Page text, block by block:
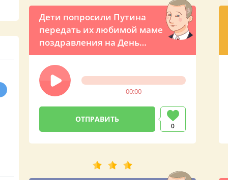
Дети попросили Путина
передать их любимой маме
поздравления на День
рождения
00:00
0